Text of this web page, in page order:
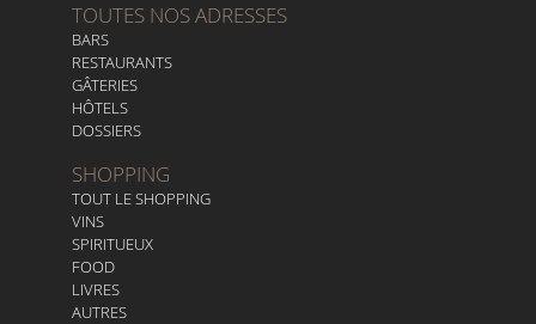
TOUTES NOS ADRESSES
BARS
RESTAURANTS
GÂTERIES
HÔTELS
DOSSIERS
SHOPPING
TOUT LE SHOPPING
VINS
SPIRITUEUX
FOOD
LIVRES
AUTRES